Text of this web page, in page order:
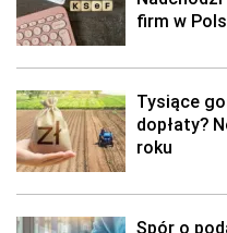
firm w
Tysiące
dopłaty?
roku
Spór o